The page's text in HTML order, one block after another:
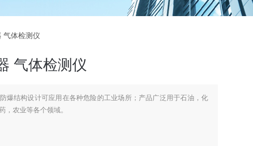
气体检测仪
气体检测仪
爆结构设计可应用在各种危险的工业场所；产品广泛用于石油，化
，农业等各个领域。